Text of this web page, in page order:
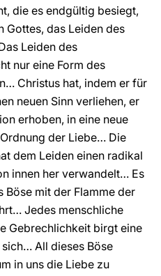
die es endgültig besiegt,
Gottes, das Leiden des
Leiden des
nur eine Form des
Christus hat, indem er für
neuen Sinn verliehen, er
erhoben, in eine neue
der Liebe… Die
dem Leiden einen radikal
innen her verwandelt… Es
Böse mit der Flamme der
Jedes menschliche
Gebrechlichkeit birgt eine
All dieses Böse
in uns die Liebe zu